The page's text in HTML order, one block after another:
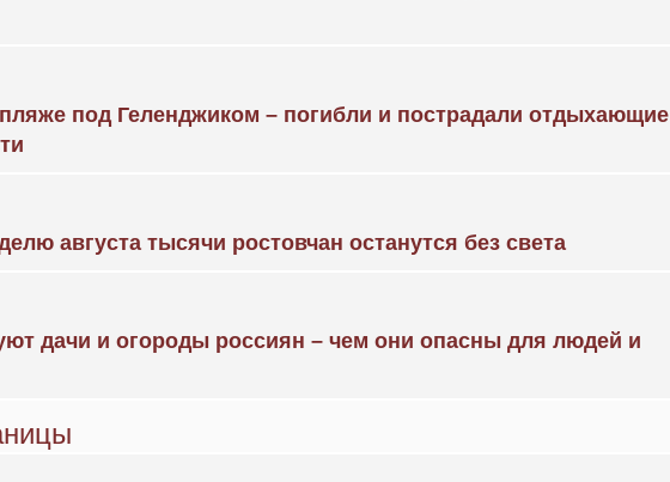
под Геленджиком – погибли и пострадали отдыхающие
августа тысячи ростовчан останутся без света
дачи и огороды россиян – чем они опасны для людей и